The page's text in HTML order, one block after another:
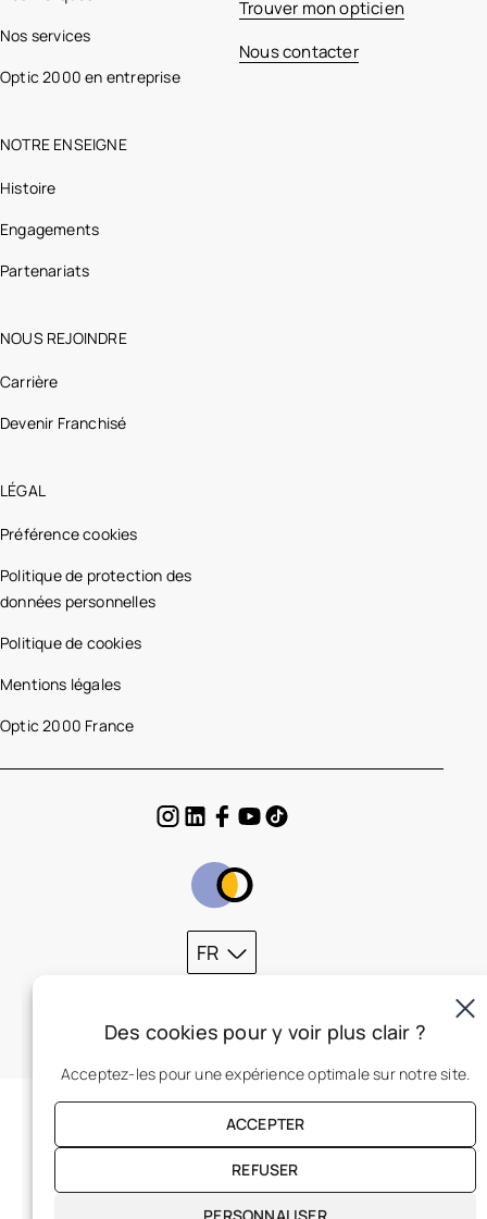
Nos services
Optic 2000 en entreprise
NOTRE ENSEIGNE
Histoire
Engagements
Partenariats
NOUS REJOINDRE
Carrière
Devenir Franchisé
LÉGAL
Préférence cookies
Politique de protection des
données personnelles
Politique de cookies
Mentions légales
Optic 2000 France
Trouver mon opticien
Nous contacter
FR
Des cookies pour y voir plus clair ?
Acceptez-les pour une expérience optimale sur notre site.
ACCEPTER
REFUSER